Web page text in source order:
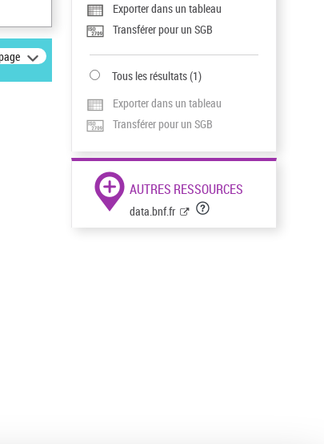
Exporter dans un tableau
Transférer pour un SGB
Tous les résultats(1)
Exporter dans un tableau
Transférer pour un SGB
AUTRES RESSOURCES
data.bnf.fr